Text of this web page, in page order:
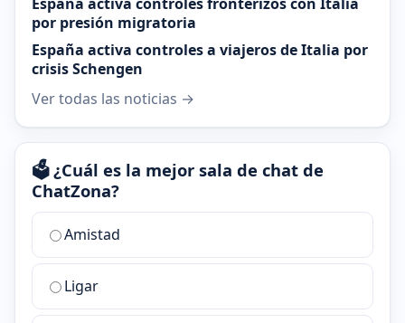
por presión migratoria
España activa controles a viajeros de Italia por
crisis Schengen
Ver todas las noticias →
🗳️ ¿Cuál es la mejor sala de chat de
ChatZona?
¿Cuál
la
mejor
sala
Amistad
Ligar